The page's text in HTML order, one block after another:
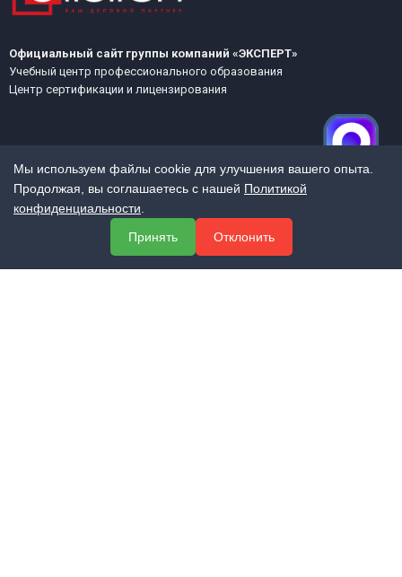
Официальный сайт группы компаний «ЭКСПЕРТ»
Учебный центр профессионального образования
Центр сертификации и лицензирования
МЕНЮ
Мы используем файлы cookie для улучшения вашего опыта.
Продолжая, вы соглашаетесь с нашей Политикой
конфиденциальности
Принять
Отклонить